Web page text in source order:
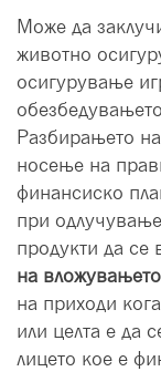
Може да
животно
осигурување
Разбирањето
носење на
финансиско
при
продукти да се
на вложувањето
на приходи
или целта е да
лицето кое е